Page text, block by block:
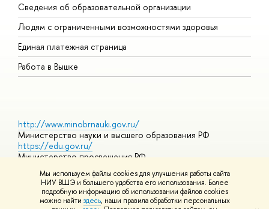
Мы используем файлы cookies для улучшения работы сайта
НИУ ВШЭ и большего удобства его использования. Более
подробную информацию об использовании файлов cookies
можно найти здесь, наши правила обработки персональных
Сведения об образовательной организации
Людям с ограниченными возможностями здоровья
Единая платежная страница
Работа в Вышке
http://www.minobrnauki.gov.ru/
Министерство науки и высшего образования РФ
https://edu.gov.ru/
Министерство просвещения РФ
Массовые открытые онлайн-курсы